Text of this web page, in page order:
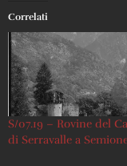
Correlati
S/07.19 – Rovine del
di Serravalle a